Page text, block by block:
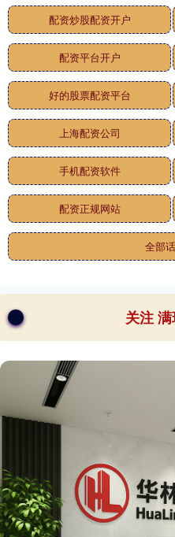
配资炒股配资开户
配资平台开户
好的股票配资平台
上海配资公司
手机配资软件
配资正规网站
全部
关注